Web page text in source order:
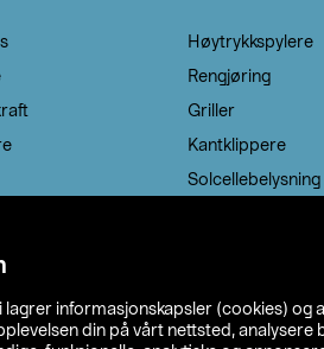
lagrer informasjonskapsler (cookies) og
din på vårt nettsted, analysere
Høytrykkspylere
Rengjøring
Griller
Kantklippere
Solcellebelysning